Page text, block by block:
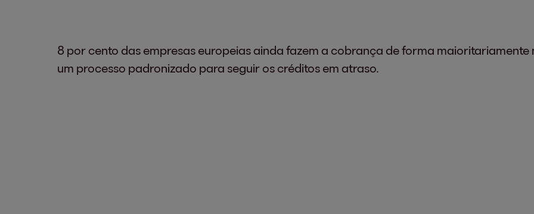
8 por cento das empresas europeias ainda fazem a cobrança de forma maioritariamente
um processo padronizado para seguir os créditos em atraso.